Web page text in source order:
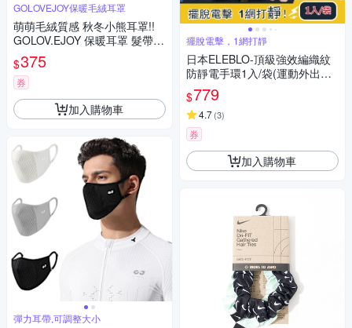
GOLOVEJOY保暖毛絨耳罩
萌萌毛絨質感 秋冬小熊耳罩!!
GOLOV.EJOY 保暖耳罩 髮帶
頭帶 髮箍 防寒防風 登山 運動
自行車 慢跑 逛街 戶外 化妝 舒
適有彈性 造型可愛立耳耳罩
$375
券
加入購物車
彈力耳帶,可調整大小
擺脫電擊，1網打靜
日本ELEBLO-頂級強效編織紋
防靜電手環1入/袋(運動外出隨
身除靜電手環腕帶,輕量穿脫方
便時尚百搭)
$779
4.7(3)
券
加入購物車